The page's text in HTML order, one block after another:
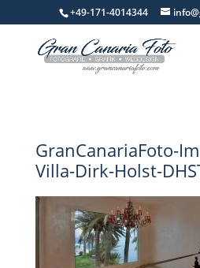
+49-171-4014344
GranCanariaFoto-
Villa-Dirk-Holst-